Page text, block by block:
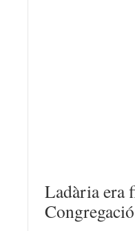
Ladària era